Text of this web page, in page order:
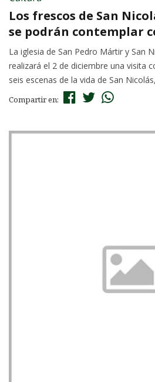
Los frescos de San
se podrán contemplar
La iglesia de San Pedro Mártir y San
realizará el 2 de diciembre una visita
seis escenas de la vida de San
Compartir en: